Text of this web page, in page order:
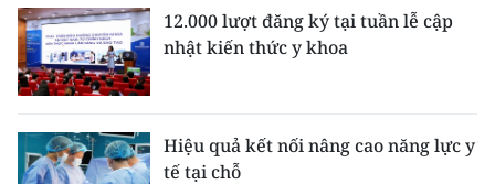
12.000 lượt đăng ký tại tuần lễ cập
nhật kiến thức y khoa
Hiệu quả kết nối nâng cao năng lực y
tế tại chỗ